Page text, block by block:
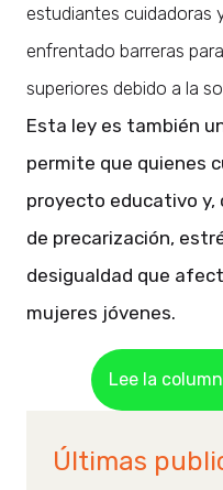
estudiantes cuidadoras
enfrentado barreras
superiores debido a la
Esta ley es también
permite que quienes
proyecto educativo y,
de precarización,
desigualdad que
mujeres jóvenes.
Lee la
Últimas